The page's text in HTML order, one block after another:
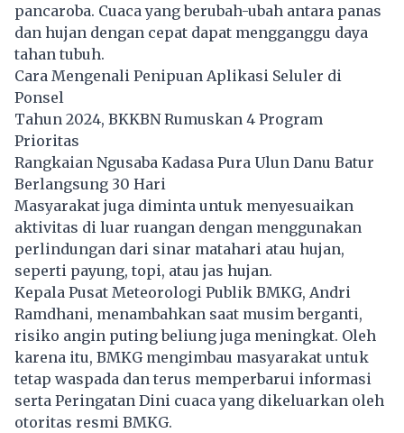
pancaroba. Cuaca yang berubah-ubah antara panas
dan hujan dengan cepat dapat mengganggu daya
tahan tubuh.
Cara Mengenali Penipuan Aplikasi Seluler di
Ponsel
Tahun 2024, BKKBN Rumuskan 4 Program
Prioritas
Rangkaian Ngusaba Kadasa Pura Ulun Danu Batur
Berlangsung 30 Hari
Masyarakat juga diminta untuk menyesuaikan
aktivitas di luar ruangan dengan menggunakan
perlindungan dari sinar matahari atau hujan,
seperti payung, topi, atau jas hujan.
Kepala Pusat Meteorologi Publik BMKG, Andri
Ramdhani, menambahkan saat musim berganti,
risiko angin puting beliung juga meningkat. Oleh
karena itu, BMKG mengimbau masyarakat untuk
tetap waspada dan terus memperbarui informasi
serta Peringatan Dini cuaca yang dikeluarkan oleh
otoritas resmi BMKG.